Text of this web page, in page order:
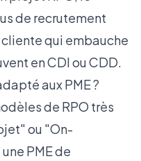
de recrutement
qui embauche
en CDI ou CDD.
aux PME ?
de RPO très
ou "On-
PME de